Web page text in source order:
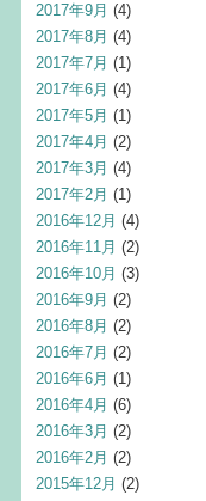
2017年9月 (4)
2017年8月 (4)
2017年7月 (1)
2017年6月 (4)
2017年5月 (1)
2017年4月 (2)
2017年3月 (4)
2017年2月 (1)
2016年12月 (4)
2016年11月 (2)
2016年10月 (3)
2016年9月 (2)
2016年8月 (2)
2016年7月 (2)
2016年6月 (1)
2016年4月 (6)
2016年3月 (2)
2016年2月 (2)
2015年12月 (2)